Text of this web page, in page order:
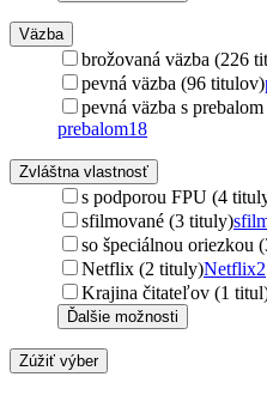
Väzba
brožovaná väzba (226
pevná väzba (96 titulov)
pevná väzba s
prebalom18
Zvláštna vlastnosť
s podporou FPU (4
sfilmované (3 tituly)
so špeciálnou oriezkou
Netflix (2 tituly)Netflix2
Krajina čitateľov (1
Ďalšie možnosti
Zúžiť výber